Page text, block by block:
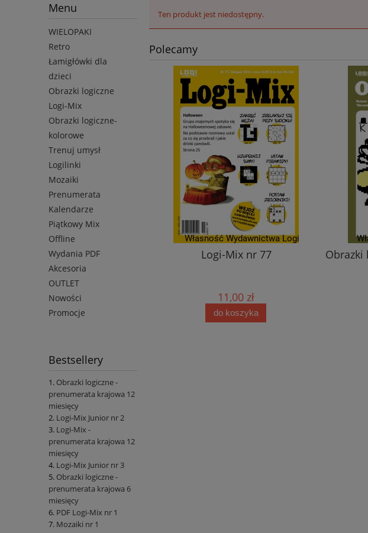
Menu
WIELOPAKI
Retro
Łamigłówki dla
dzieci
Obrazki logiczne
Logi-Mix
Obrazki logiczne-
kolorowe
Trenuj umysł
Logilinki
Mozaiki
Prenumerata
Kalendarze
Piątkowy Mix
Offline
Wydania PDF
Akcesoria
OUTLET
Nowości
Promocje
Bestsellery
Obrazki logiczne -
prenumerata krajowa 12
miesięcy
Logi-Mix Junior nr 2
Logi-Mix -
prenumerata krajowa 12
miesięcy
Logi-Mix Junior nr 3
Obrazki logiczne -
prenumerata krajowa 6
miesięcy
PDF Logi-Mix nr 1
Mozaiki nr 1
Ten produkt jest niedostępny.
Polecamy
Obrazki logiczne nr 151
10,00 zł
do koszyka
Logi-Mix nr 77
11,00 zł
do koszyka
Obrazki